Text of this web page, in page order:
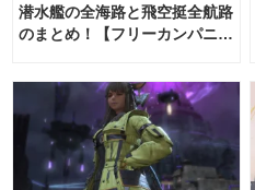
潜水艦の全海路と飛空挺全航路
のまとめ！【フリーカンパニ